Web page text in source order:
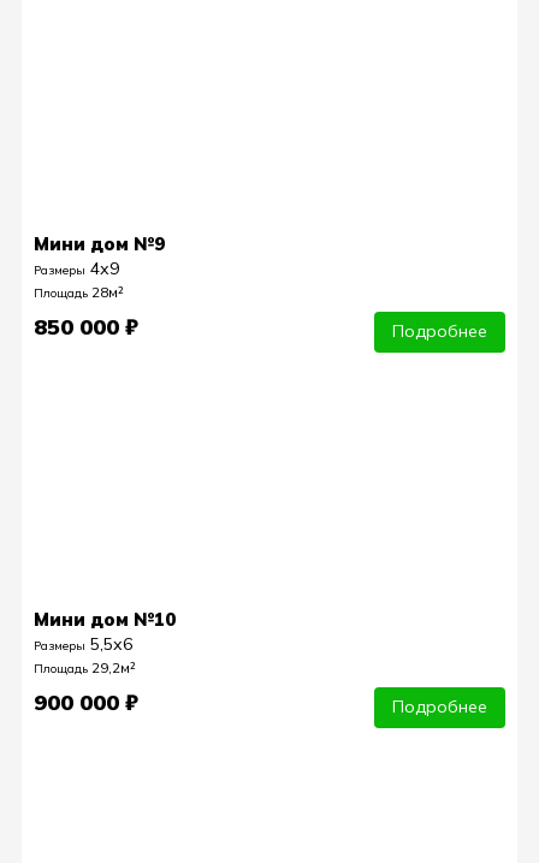
Мини дом №9
Размеры 4х9
Площадь 28м²
850 000 ₽ Подробнее
Мини дом №10
Размеры 5,5х6
Площадь 29,2м²
900 000 ₽ Подробнее